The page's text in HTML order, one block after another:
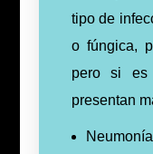
tipo de
o fúngica,
pero si es
presentan
Neumonía